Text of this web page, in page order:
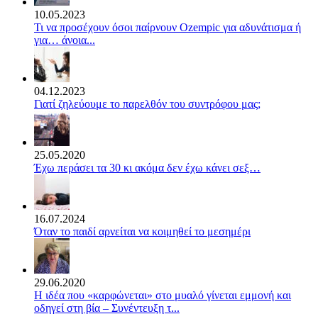
10.05.2023
Τι να προσέχουν όσοι παίρνουν Ozempic για αδυνάτισμα ή
για… άνοια...
04.12.2023
Γιατί ζηλεύουμε το παρελθόν του συντρόφου μας;
25.05.2020
Έχω περάσει τα 30 κι ακόμα δεν έχω κάνει σεξ…
16.07.2024
Όταν το παιδί αρνείται να κοιμηθεί το μεσημέρι
29.06.2020
Η ιδέα που «καρφώνεται» στο μυαλό γίνεται εμμονή και
οδηγεί στη βία – Συνέντευξη τ...